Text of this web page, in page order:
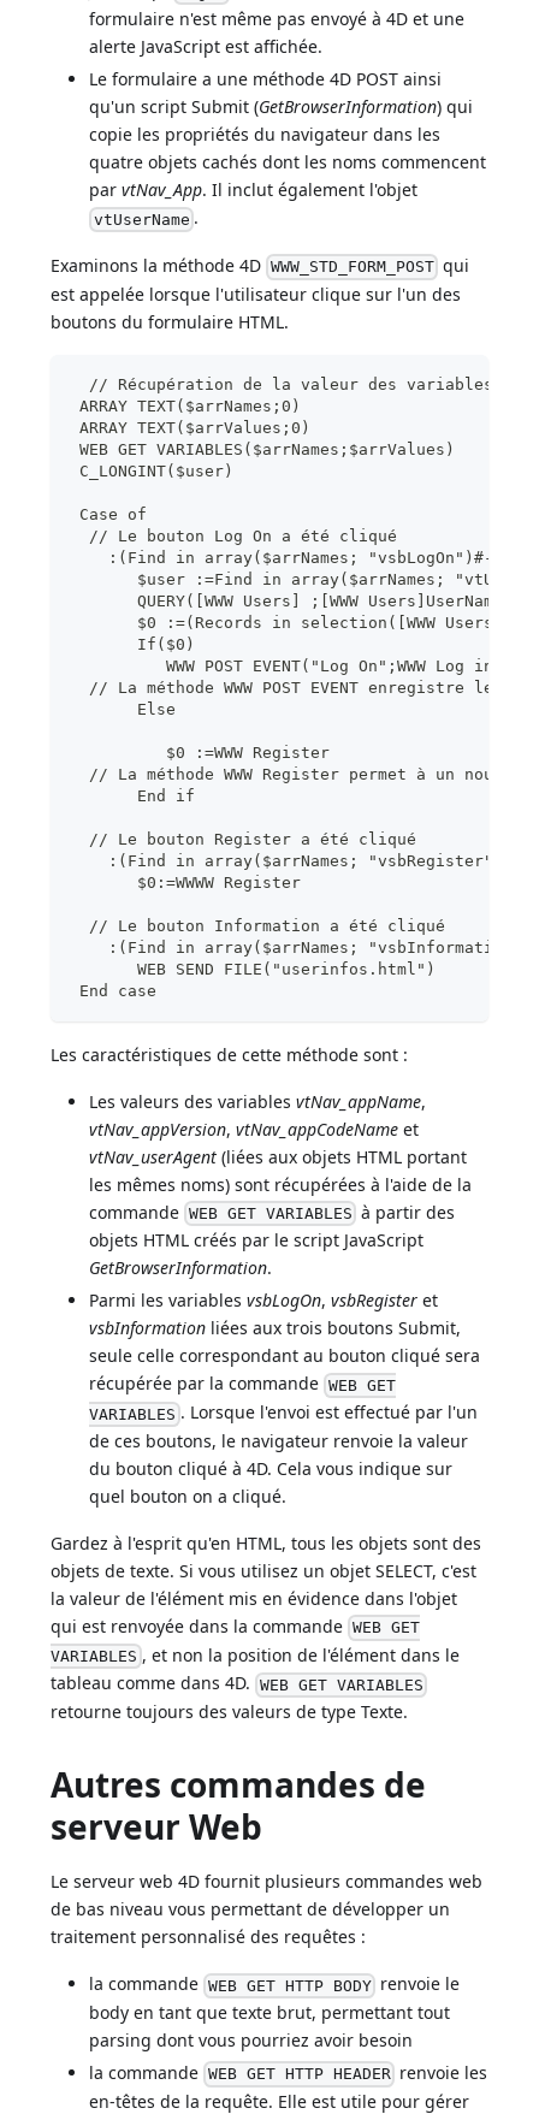
formulaire n'est même pas envoyé à 4D et une
alerte JavaScript est affichée.
Le formulaire a une méthode 4D POST ainsi
qu'un script Submit (GetBrowserInformation) qui
copie les propriétés du navigateur dans les
quatre objets cachés dont les noms commencent
parvtNav_App. Il inclut également l'objet
vtUserName .
Examinons la méthode 4D WWW_STD_FORM_POST qui
est appelée lorsque l'utilisateur clique sur l'un des
boutons du formulaire HTML.
  // Récupération de la valeur des variables
ARRAY TEXT($arrNames;0)
ARRAY TEXT($arrValues;0)
WEB GET VARIABLES($arrNames;$arrValues)
C_LONGINT($user)
Case of
  // Le bouton Log On a été cliqué
    :(Find in array($arrNames; "vsbLogOn")#-1)
$user :=Find in array($arrNames;
QUERY([WWW Users] ;[WWW
$0 :=(Records in selection([WWW
       If($0)
WWW POST EVENT("Log On";WWW Log
// La méthode WWW POST EVENT enregistre les
       Else
          $0 :=WWW Register
// La méthode WWW Register permet à un nouvel
       End if
  // Le bouton Register a été cliqué
:(Find in array($arrNames; "vsbRegister")#-
       $0:=WWWW Register
  // Le bouton Information a été cliqué
:(Find in array($arrNames;
       WEB SEND FILE("userinfos.html")
End case
Les caractéristiques de cette méthode sont :
Les valeurs des variablesvtNav_appName,
vtNav_appVersion,vtNav_appCodeName et
vtNav_userAgent (liées aux objets HTML portant
les mêmes noms) sont récupérées à l'aide de la
commande WEB GET VARIABLES à partir des
objets HTML créés par le script JavaScript
GetBrowserInformation.
Parmi les variablesvsbLogOn,vsbRegister et
vsbInformation liées aux trois boutons Submit,
seule celle correspondant au bouton cliqué sera
récupérée par la commande WEB GET
VARIABLES . Lorsque l'envoi est effectué par l'un
de ces boutons, le navigateur renvoie la valeur
du bouton cliqué à 4D. Cela vous indique sur
quel bouton on a cliqué.
Gardez à l'esprit qu'en HTML, tous les objets sont des
objets de texte. Si vous utilisez un objet SELECT, c'est
la valeur de l'élément mis en évidence dans l'objet
qui est renvoyée dans la commande WEB GET
VARIABLES , et non la position de l'élément dans le
tableau comme dans 4D. WEB GET VARIABLES
retourne toujours des valeurs de type Texte.
Autres commandes de
serveur Web
Le serveur web 4D fournit plusieurs commandes web
de bas niveau vous permettant de développer un
traitement personnalisé des requêtes :
la commande WEB GET HTTP BODY renvoie le
body en tant que texte brut, permettant tout
parsing dont vous pourriez avoir besoin
la commande WEB GET HTTP HEADER renvoie les
en-têtes de la requête. Elle est utile pour gérer